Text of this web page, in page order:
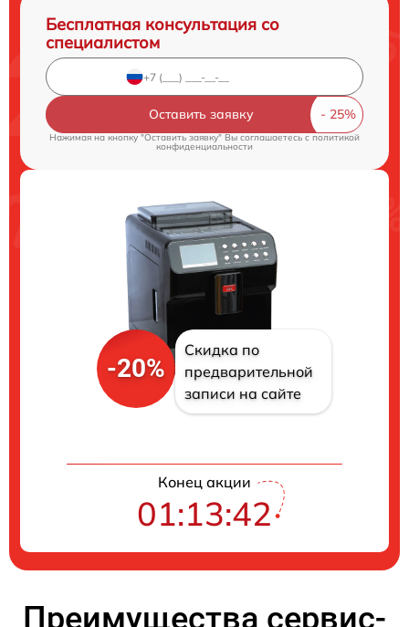
Бесплатная консультация со
специалистом
Оставить заявку
Нажимая на кнопку "Оставить заявку" Вы соглашаетесь cполитикой
конфиденциальности
-20%
Скидка по
предварительной
записи на сайте
Конец акции
01:13:42
Преимущества сервис-